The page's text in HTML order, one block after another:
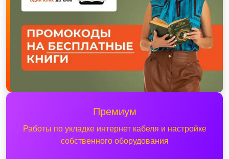
Премиум
Работы по укладке интернет кабеля и настройке
собственного оборудования